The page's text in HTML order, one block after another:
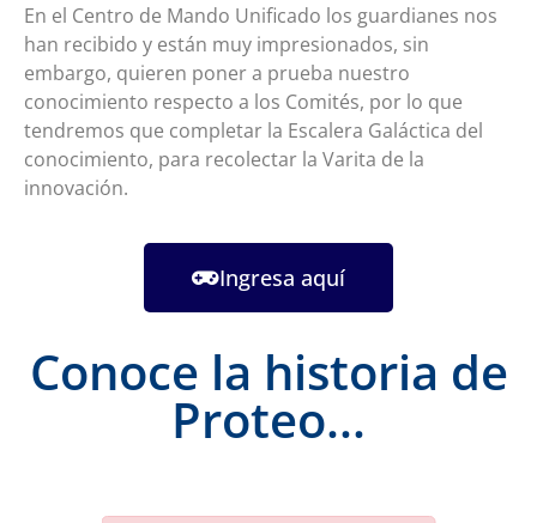
En el Centro de Mando Unificado los guardianes nos
han recibido y están muy impresionados, sin
embargo, quieren poner a prueba nuestro
conocimiento respecto a los Comités, por lo que
tendremos que completar la Escalera Galáctica del
conocimiento, para recolectar la Varita de la
innovación.
Ingresa aquí
Conoce la historia de
Proteo...